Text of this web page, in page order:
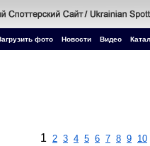
фото Новости Видео
1 2 3 4 5 6 7 8 9 10